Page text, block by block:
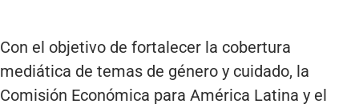
Con el objetivo de fortalecer la cobertura
mediática de temas de género y cuidado, la
Comisión Económica para América Latina y el